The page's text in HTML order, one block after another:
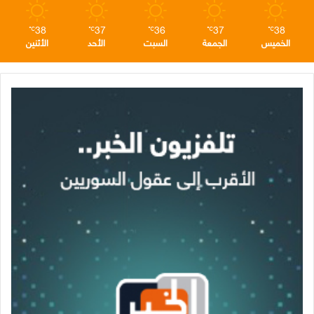
38
℃
الخميس
37
℃
الجمعة
36
℃
السبت
37
℃
الأحد
38
℃
الأثنين